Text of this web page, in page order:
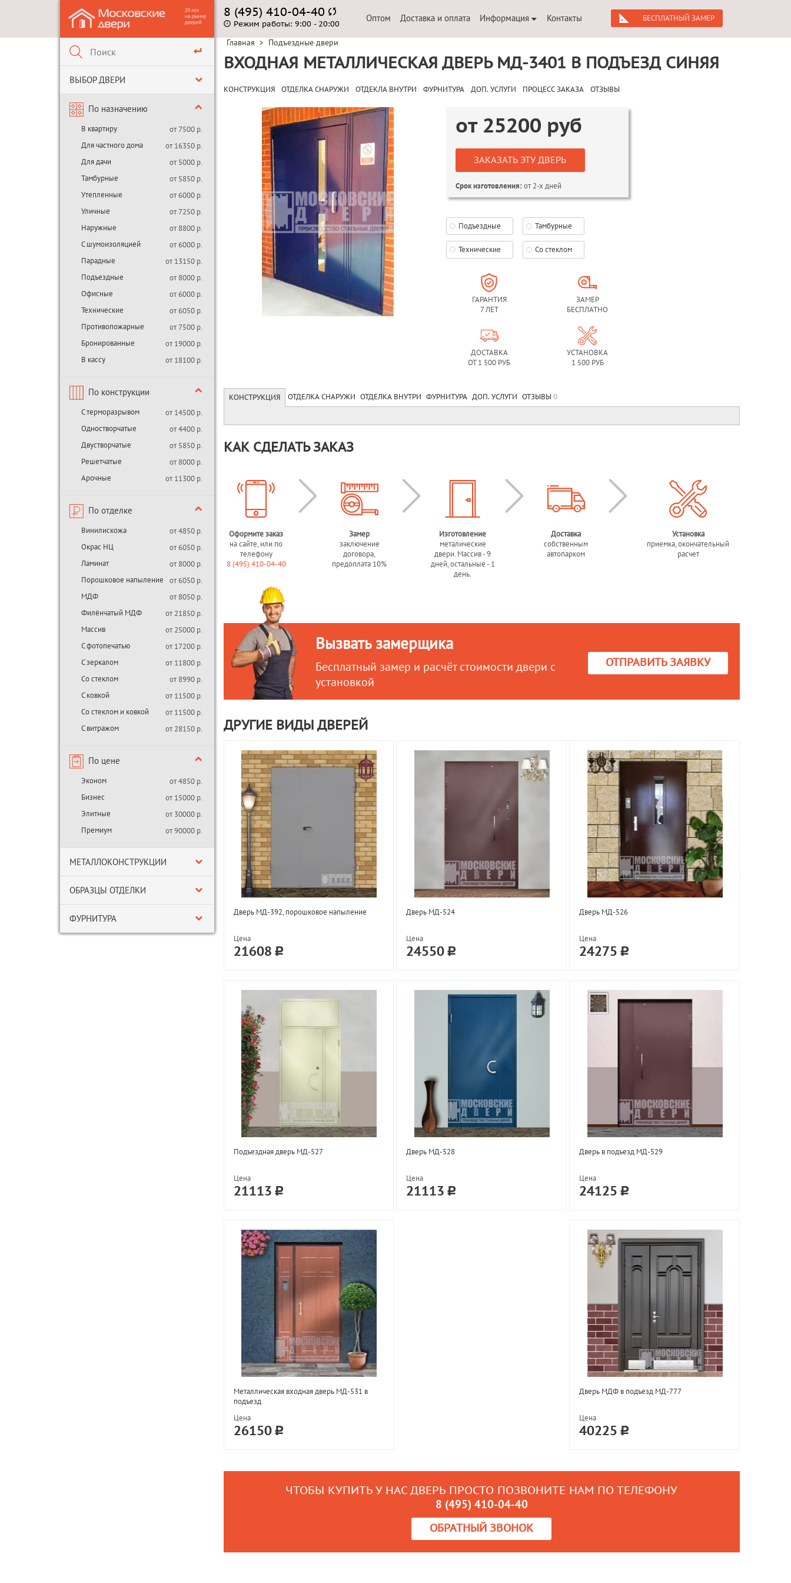
ВЫБОР ДВЕРИ
По назначению
В квартиру
от 7500 р.
Для частного дома
от 16350 р.
Для дачи
от 5000 р.
Тамбурные
от 5850 р.
Утепленные
от 6000 р.
Уличные
от 7250 р.
Наружные
от 8800 р.
С шумоизоляцией
от 6000 р.
Парадные
от 13150 р.
Подъездные
от 8000 р.
Офисные
от 6000 р.
Технические
от 6050 р.
Противопожарные
от 7500 р.
Бронированные
от 19000 р.
В кассу
от 18100 р.
По конструкции
С терморазрывом
от 14500 р.
Одностворчатые
от 4400 р.
Двустворчатые
от 5850 р.
Решетчатые
от 8000 р.
Арочные
от 11300 р.
По отделке
Винилискожа
от 4850 р.
Окрас НЦ
от 6050 р.
Ламинат
от 8000 р.
Порошковое напыление
от 6050 р.
МДФ
от 8050 р.
Филёнчатый МДФ
от 21850 р.
Массив
от 25000 р.
С фотопечатью
от 17200 р.
С зеркалом
от 11800 р.
Со стеклом
от 8990 р.
С ковкой
от 11500 р.
Со стеклом и ковкой
от 11500 р.
С витражом
от 28150 р.
По цене
Эконом
от 4850 р.
Бизнес
от 15000 р.
Элитные
от 30000 р.
Премиум
от 90000 р.
МЕТАЛЛОКОНСТРУКЦИИ
ОБРАЗЦЫ ОТДЕЛКИ
ФУРНИТУРА
8 (495) 410-04-40
Режим работы: 9:00 - 20:00
Оптом Доставка и оплата Информация Контакты БЕСПЛАТНЫЙ ЗАМЕР
Главная > Подъездные двери
ВХОДНАЯ МЕТАЛЛИЧЕСКАЯ ДВЕРЬ МД-3401 В ПОДЪЕЗД СИНЯЯ
КОНСТРУКЦИЯ ОТДЕЛКА СНАРУЖИ ОТДЕКЛА ВНУТРИ ФУРНИТУРА ДОП. УСЛУГИ ПРОЦЕСС ЗАКАЗА ОТЗЫВЫ
от 25200 руб
ЗАКАЗАТЬ ЭТУ ДВЕРЬ
Срок изготовления:от 2-х дней
Подъездные Тамбурные
Технические Со стеклом
ГАРАНТИЯ
7 ЛЕТ
ЗАМЕР
БЕСПЛАТНО
ДОСТАВКА
ОТ 1 500 РУБ
УСТАНОВКА
1 500 РУБ
КОНСТРУКЦИЯ ОТДЕЛКА СНАРУЖИ ОТДЕЛКА ВНУТРИ ФУРНИТУРА ДОП. УСЛУГИ ОТЗЫВЫ 0
КАК СДЕЛАТЬ ЗАКАЗ
Оформите заказ
на сайте, или по
телефону
8 (495) 410-04-40
Замер
заключение
договора,
предоплата 10%
Изготовление
металические
двери. Массив - 9
дней, остальные - 1
день.
Доставка
собственным
автопарком
Установка
приемка, окончательный
расчет
Вызвать замерщика
Бесплатный замер и расчёт стоимости двери с
установкой
ОТПРАВИТЬ ЗАЯВКУ
ДРУГИЕ ВИДЫ ДВЕРЕЙ
Дверь МД-392, порошковое напыление
Цена
21608
Дверь МД-524
Цена
24550
Дверь МД-526
Цена
24275
Подъездная дверь МД-527
Цена
21113
Дверь МД-528
Цена
21113
Дверь в подъезд МД-529
Цена
24125
Металлическая входная дверь МД-531 в
подъезд
Цена
26150
Дверь МДФ в подъезд МД-777
Цена
40225
ЧТОБЫ КУПИТЬ У НАС ДВЕРЬ ПРОСТО ПОЗВОНИТЕ НАМ ПО ТЕЛЕФОНУ
8 (495) 410-04-40
ОБРАТНЫЙ ЗВОНОК